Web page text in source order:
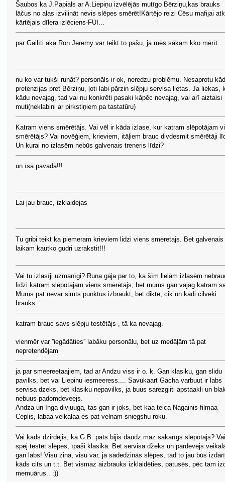
Šaubos ka J.Papials ar A.Liepiņu izvēlējās mutīgo Bērziņu,kas brauks
lāčus no alas izvilināt nevis slēpes smērēt!Kārtējo reizi Cēsu mafijai
kārtējais dīlera izlēciens-FUI...
par Gailīti aka Ron Jeremy var teikt to pašu, ja mēs sākam kko mērīt..
nu ko var tukši runāt? personāls ir ok, neredzu problēmu. Nesaprotu
pretenzijas pret Bērziņu, ļoti labi pārzin slēpju servisa lietas. Ja liekas,
kādu nevajag, tad vai nu konkrēti pasaki kāpēc nevajag, vai arī aiztaisi
muti(neklabini ar pirkstiņiem pa tastatūru)
Katram viens smērētājs. Vai vēl ir kāda izlase, kur katram slēpotājam
smērētājs? Vai novēģiem, krieviem, itāļiem brauc divdesmit smērētāji
Un kurai no izlasēm nebūs galvenais treneris līdzi?
un īsā pavadā!!!
Lai jau brauc, izklaidejas
Tu gribi teikt ka piemeram krieviem lidzi viens smeretajs. Bet galvenais
laikam kautko gudri uzrakstit!!!
Vai tu izlasīji uzmanīgi? Runa gāja par to, ka šīm lielām izlasēm
līdzi katram slēpotājam viens smērētājs, bet mums gan vajag katram
Mums pat nevar simts punktus izbraukt, bet diktē, cik un kādi cilvēki
brauks.
katram brauc savs slēpju testētājs , tā ka nevajag.
vienmēr var ''iegādāties'' labāku personālu, bet uz medāļām tā pat
nepretendējam
ja par smeereetaajiem, tad ar Andzu viss ir o. k. Gan klasiku, gan slidu
pavilks, bet vai Liepinu iesmeeress.... Savukaart Gacha varbuut ir labs
servisa dzeks, bet klasiku nepavilks, ja buus sarezgiiti apstaakli un
nebuus padomdeveejs.
Andza un Inga divjuuga, tas gan ir joks, bet kaa teica Nagainis filmaa
Ceplis, labaa veikalaa es pat velnam sniegshu roku.
Vai kāds dzirdējis, ka G.B. pats bijis daudz maz sakarīgs slēpotājs? Vai
spēj testēt slēpes, īpaši klasikā. Bet servisa džeks un pārdevējs
gan labs! Visu zina, visu var, ja sadedzinās slēpes, tad to jau būs
kāds cits un t.t. Bet vismaz aizbrauks izklaidēties, patusēs, pēc tam
memuārus.. :))